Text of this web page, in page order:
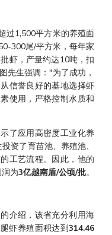
过1,500平方米的养殖面
300尾/平方米，每年家
虾，产量约达10吨，扣
先生强调："为了成功，
信誉良好的基地选择虾
使用，严格控制水质和
了应用高密度工业化养
资了育苗池、养殖池、
工艺流程。因此，他的
润为3亿越南盾/公顷/批。
介绍，该省充分利用海
虾养殖面积达到314.46